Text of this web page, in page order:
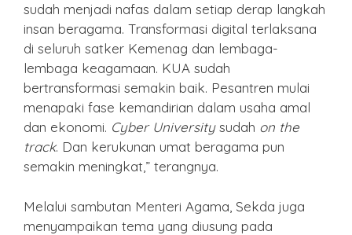
sudah menjadi nafas dalam setiap derap langkah
insan beragama. Transformasi digital terlaksana
di seluruh satker Kemenag dan lembaga-
lembaga keagamaan. KUA sudah
bertransformasi semakin baik. Pesantren mulai
menapaki fase kemandirian dalam usaha amal
dan ekonomi. Cyber Universitysudah on the
track. Dan kerukunan umat beragama pun
semakin meningkat,” terangnya.
Melalui sambutan Menteri Agama, Sekda juga
menyampaikan tema yang diusung pada